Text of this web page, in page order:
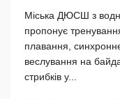
Міська ДЮСШ з
пропонує
плавання,
веслування на
стрибків у...